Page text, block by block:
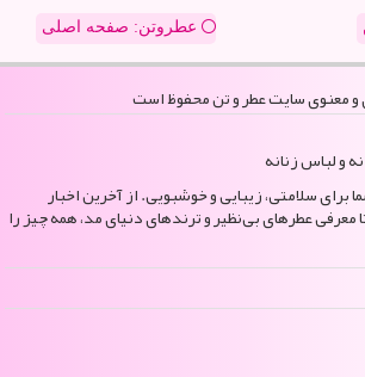
عطروتن: صفحه اصلی
و لباس زنانه
برای سلامتی، زیبایی و خوشبویی. از آخرین اخبار
عطرهای بی‌نظیر و ترندهای دنیای مد، همه چیز را